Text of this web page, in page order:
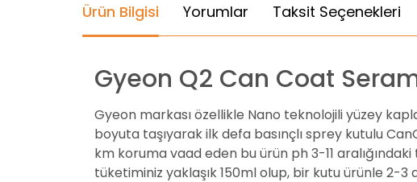
Ürün Bilgisi Yorumlar Taksit Seçenekleri
Gyeon Q2 Can Coat
Gyeon markası özellikle Nano teknolojili yüzey
boyuta taşıyarak ilk defa basınçlı sprey kutulu
km koruma vaad eden bu ürün ph 3-11
tüketiminiz yaklaşık 150ml olup, bir kutu ürünle 2-